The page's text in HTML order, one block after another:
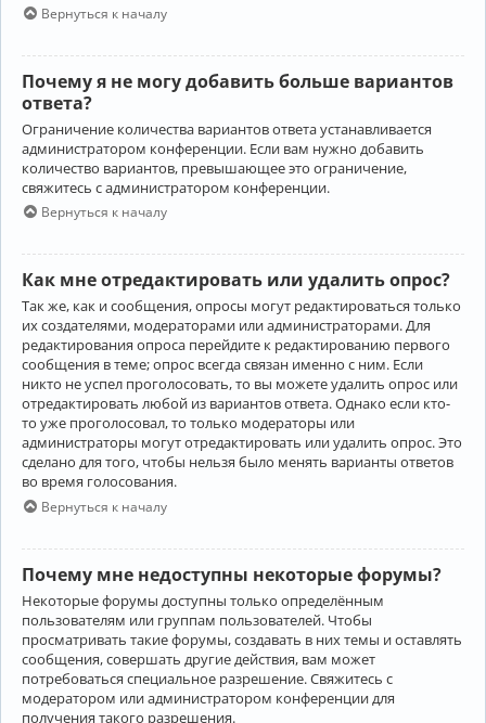
Вернуться к началу
Почему я не могу добавить больше вариантов
ответа?
Ограничение количества вариантов ответа устанавливается
администратором конференции. Если вам нужно добавить
количество вариантов, превышающее это ограничение,
свяжитесь с администратором конференции.
Вернуться к началу
Как мне отредактировать или удалить опрос?
Так же, как и сообщения, опросы могут редактироваться только
их создателями, модераторами или администраторами. Для
редактирования опроса перейдите к редактированию первого
сообщения в теме; опрос всегда связан именно с ним. Если
никто не успел проголосовать, то вы можете удалить опрос или
отредактировать любой из вариантов ответа. Однако если кто-
то уже проголосовал, то только модераторы или
администраторы могут отредактировать или удалить опрос. Это
сделано для того, чтобы нельзя было менять варианты ответов
во время голосования.
Вернуться к началу
Почему мне недоступны некоторые форумы?
Некоторые форумы доступны только определённым
пользователям или группам пользователей. Чтобы
просматривать такие форумы, создавать в них темы и оставлять
сообщения, совершать другие действия, вам может
потребоваться специальное разрешение. Свяжитесь с
модератором или администратором конференции для
получения такого разрешения.